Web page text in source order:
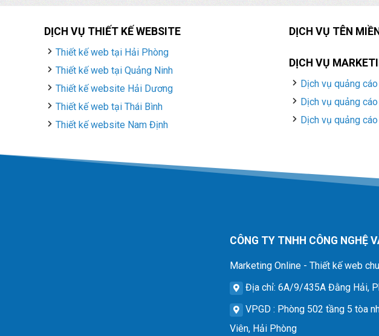
DỊCH VỤ THIẾT KẾ WEBSITE
Thiết kế web tại Hải Phòng
Thiết kế web tại Quảng Ninh
Thiết kế website Hải Dương
Thiết kế web tại Thái Bình
Thiết kế website Nam Định
DỊCH VỤ TÊN
DỊCH VỤ
Dịch vụ quảng
Dịch vụ quảng
Dịch vụ quảng
CÔNG TY TNHH CÔNG NGHỆ
Marketing Online - Thiết kế web
Địa chỉ: 6A/9/435A Đằng Hải,
VPGD : Phòng 502 tầng 5 tòa
Viên, Hải Phòng